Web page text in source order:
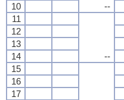
--
10
11
--
12
13
14
15
16
17